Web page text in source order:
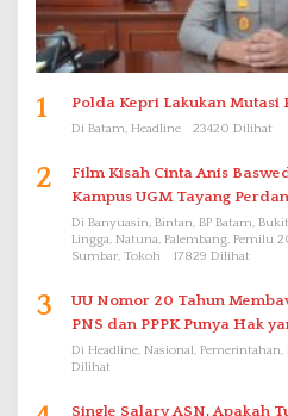
1 Polda Kepri Lakukan Mutasi
Di Batam, Headline 23420 Dilihat
2
Film Kisah Cinta Anis
Kampus UGM Tayang
Di Banyuasin, Bintan, BP Batam,
Lingga, Natuna, Palembang, Pemilu
Sumbar, Tokoh
17829 Dilihat
3
UU Nomor 20 Tahun
PNS dan PPPK Punya Hak
Di Headline, Nasional, Pemerintahan,
Dilihat
Single Salary ASN, Apakah